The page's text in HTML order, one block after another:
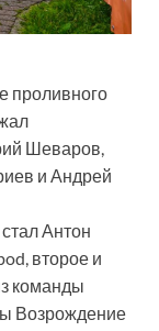
проливного
Шеваров,
и Андрей
Антон
второе и
команды
Возрождение